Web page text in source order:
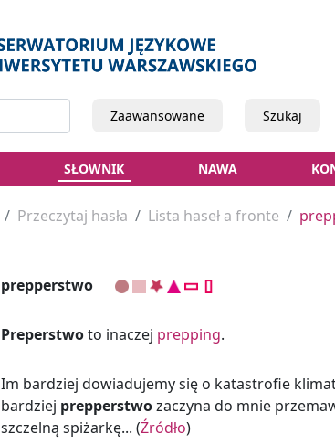
Zaawansowane Szukaj
SŁOWNIK NAWA
Przeczytaj hasła Lista haseł a fronte
prepperstwo
Preperstwoto inaczej prepping.
Im bardziej dowiadujemy się o katastrofie
bardziej prepperstwozaczyna do mnie
szczelną spiżarkę... (Źródło)